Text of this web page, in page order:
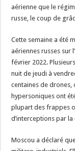
aérienne que le
russe, le coup de
Cette semaine a été
aériennes russes sur
février 2022.
nuit de jeudi à
centaines de drones,
hypersoniques ont
plupart des frappes
d’interceptions par
Moscou a déclaré